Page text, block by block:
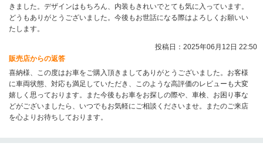
きました。デザインはもちろん、内装もきれいでとても気に入っています。
どうもありがとうございました。今後もお世話になる際はよろしくお願いい
たします。
投稿日：2025年06月12日 22:50
販売店からの返答
喜納様、この度はお車をご購入頂きましてありがとうございました。お客様
に車両状態、対応も満足していただき、このような高評価のレビューも大変
嬉しく思っております。また今後もお車をお探しの際や、車検、お困り事な
どがございましたら、いつでもお気軽にご相談くださいませ。またのご来店
を心よりお待ちしております。